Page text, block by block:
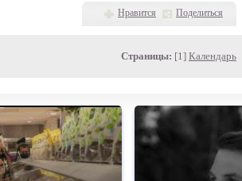
Нравится Поделиться
Страницы: [1] Календарь